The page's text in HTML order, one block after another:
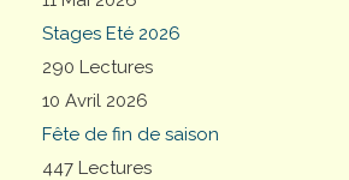
Stages Eté 2026
290 Lectures
10 Avril 2026
Fête de fin de saison
447 Lectures